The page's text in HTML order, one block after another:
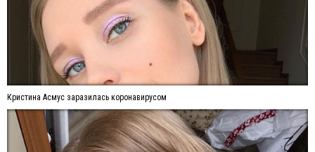
Кристина Асмус заразилась коронавирусом